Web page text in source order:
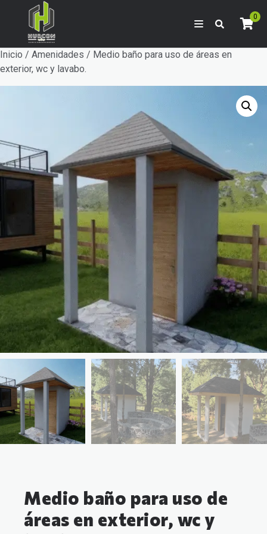
0
Inicio / Amenidades / Medio baño para uso de áreas en
exterior, wc y lavabo.
Medio baño para uso de
áreas en exterior, wc y